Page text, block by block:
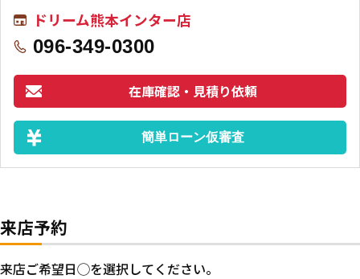
ドリーム熊本インター店
096-349-0300
在庫確認・見積り依頼
簡単ローン仮審査
来店予約
来店ご希望日◯を選択してください。